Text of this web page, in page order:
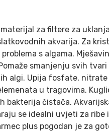
za filtere za
akvarija. Za
s algama.
smanjenju svih
algi. Upija fosfate,
u tragovima.
bakterija čistača.
se idealni uvjeti za ribe
plus pogodan je za